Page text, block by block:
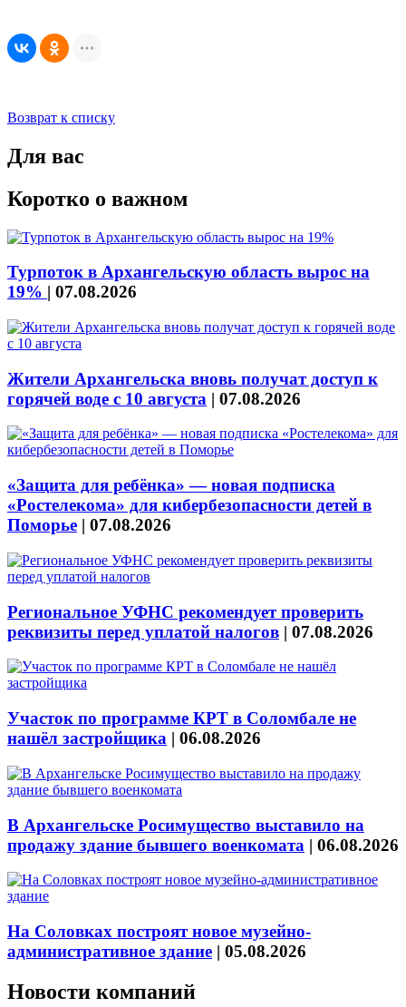
Возврат к списку
Для вас
Коротко о важном
Турпоток в Архангельскую область вырос на
19% | 07.08.2026
Жители Архангельска вновь получат доступ к
горячей воде с 10 августа | 07.08.2026
«Защита для ребёнка» — новая подписка
«Ростелекома» для кибербезопасности детей в
Поморье | 07.08.2026
Региональное УФНС рекомендует проверить
реквизиты перед уплатой налогов | 07.08.2026
Участок по программе КРТ в Соломбале не
нашёл застройщика | 06.08.2026
В Архангельске Росимущество выставило на
продажу здание бывшего военкомата | 06.08.2026
На Соловках построят новое музейно-
административное здание | 05.08.2026
Новости компаний